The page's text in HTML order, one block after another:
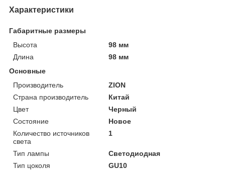
Характеристики
Габаритные размеры
Высота
98 мм
Длина
98 мм
Основные
Производитель
ZION
Страна производитель
Китай
Цвет
Черный
Состояние
Новое
Количество источников
света
1
Тип лампы
Светодиодная
Тип цоколя
GU10